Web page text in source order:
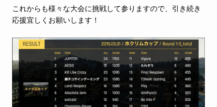
これからも様々な大会に挑戦して参りますので、引き続き
応援宜しくお願いします！